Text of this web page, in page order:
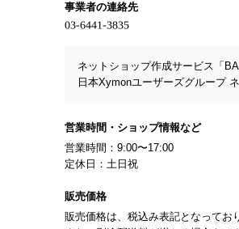
事業者の連絡先
ネットショップ作成サービス「
日本Xymonユーザーズグループ
営業時間・ショップ情報など
営業時間：9:00〜17:00
定休日：土日祝
販売価格
販売価格は、税込み表記となってお